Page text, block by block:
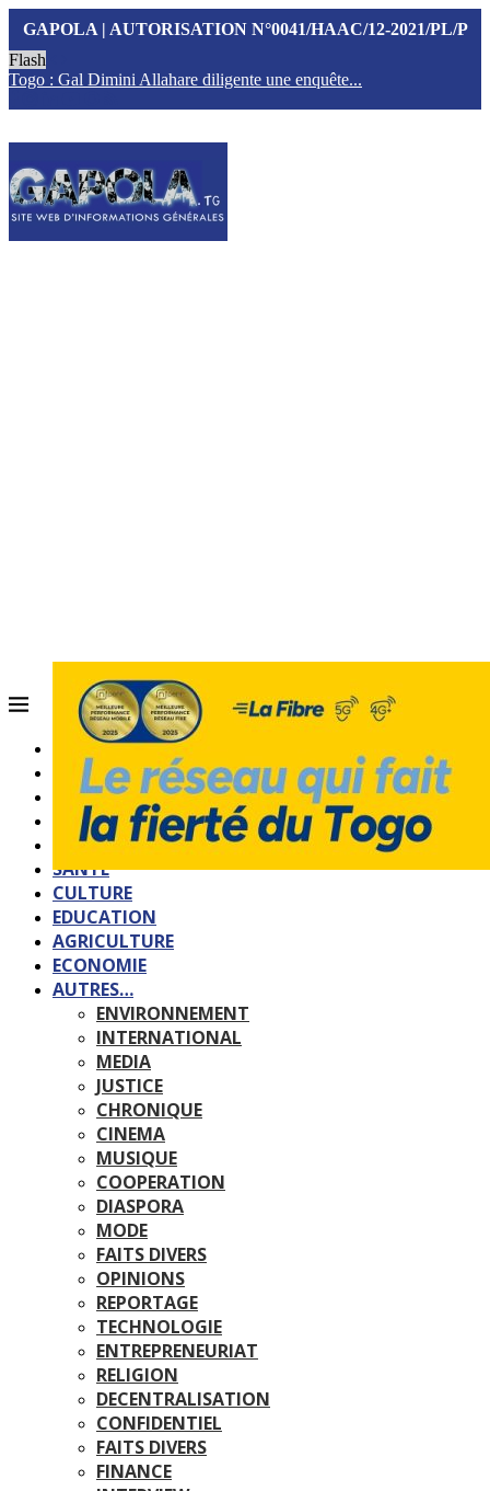
GAPOLA | AUTORISATION N°0041/HAAC/12-2021/PL/P
Flash
Togo : Gal Dimini Allahare diligente une enquête...
ACCUEIL
QUI SOMMES-NOUS?
POLITIQUE
SOCIETE
SPORTS
SANTE
CULTURE
EDUCATION
AGRICULTURE
ECONOMIE
AUTRES…
ENVIRONNEMENT
INTERNATIONAL
MEDIA
JUSTICE
CHRONIQUE
CINEMA
MUSIQUE
COOPERATION
DIASPORA
MODE
FAITS DIVERS
OPINIONS
REPORTAGE
TECHNOLOGIE
ENTREPRENEURIAT
RELIGION
DECENTRALISATION
CONFIDENTIEL
FAITS DIVERS
FINANCE